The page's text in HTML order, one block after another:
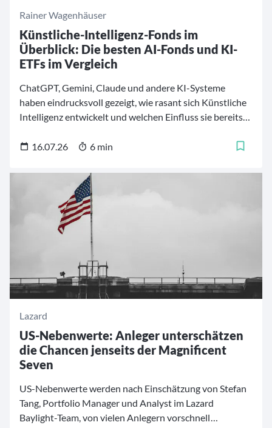
Rainer Wagenhäuser
Künstliche-Intelligenz-Fonds im
Überblick: Die besten AI-Fonds und KI-
ETFs im Vergleich
ChatGPT, Gemini, Claude und andere KI-Systeme
haben eindrucksvoll gezeigt, wie rasant sich Künstliche
Intelligenz entwickelt und welchen Einfluss sie bereits
Investoren eröffnet sich damit ein dynamischer
Um einen fundierten Überblick zu schaffen, haben wir
jeweils zehn aktiv gemanagte KI-Aktienfonds und zehn
KI-ETFs miteinander verglichen. Wir betrachten bei den
Künstliche Intelligenz Fonds sowohl die
Wertentwicklung im vergangenen Jahr als auch die
aktuelle Portfoliozusammenstellung.
16.07.26 6 min
Lazard
US-Nebenwerte: Anleger unterschätzen
die Chancen jenseits der Magnificent
Seven
US-Nebenwerte werden nach Einschätzung von Stefan
Tang, Portfolio Manager und Analyst im Lazard
Baylight-Team, von vielen Anlegern vorschnell